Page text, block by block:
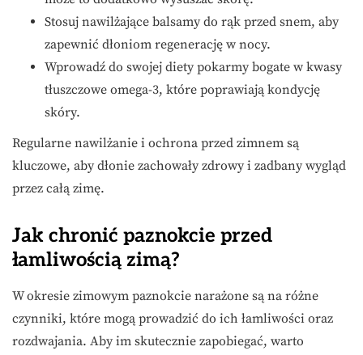
Stosuj nawilżające balsamy do rąk przed snem, aby
zapewnić dłoniom regenerację w nocy.
Wprowadź do swojej diety pokarmy bogate w kwasy
tłuszczowe omega-3, które poprawiają kondycję
skóry.
Regularne nawilżanie i ochrona przed zimnem są
kluczowe, aby dłonie zachowały zdrowy i zadbany wygląd
przez całą zimę.
Jak chronić paznokcie przed
łamliwością zimą?
W okresie zimowym paznokcie narażone są na różne
czynniki, które mogą prowadzić do ich łamliwości oraz
rozdwajania. Aby im skutecznie zapobiegać, warto